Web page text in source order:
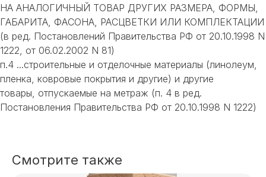
НА АНАЛОГИЧНЫЙ ТОВАР ДРУГИХ РАЗМЕРА, ФОРМЫ,
ГАБАРИТА, ФАСОНА, РАСЦВЕТКИ ИЛИ КОМПЛЕКТАЦИИ
(в ред. Постановлений Правительства РФ от 20.10.1998 N
1222, от 06.02.2002 N 81)
п.4 ...строительные и отделочные материалы (линолеум,
пленка, ковровые покрытия и другие) и другие
товары, отпускаемые на метраж (п. 4 в ред.
Постановления Правительства РФ от 20.10.1998 N 1222)
Смотрите также